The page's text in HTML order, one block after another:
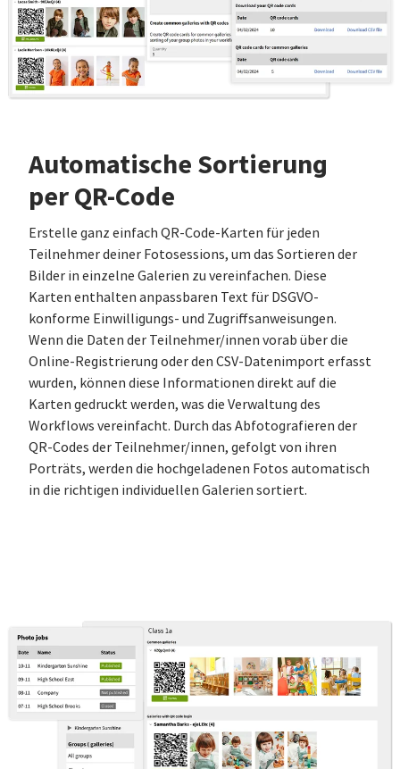
Automatische Sortierung
per QR-Code
Erstelle ganz einfach QR-Code-Karten für jeden
Teilnehmer deiner Fotosessions, um das Sortieren der
Bilder in einzelne Galerien zu vereinfachen. Diese
Karten enthalten anpassbaren Text für DSGVO-
konforme Einwilligungs- und Zugriffsanweisungen.
Wenn die Daten der Teilnehmer/innen vorab über die
Online-Registrierung oder den CSV-Datenimport erfasst
wurden, können diese Informationen direkt auf die
Karten gedruckt werden, was die Verwaltung des
Workflows vereinfacht. Durch das Abfotografieren der
QR-Codes der Teilnehmer/innen, gefolgt von ihren
Porträts, werden die hochgeladenen Fotos automatisch
in die richtigen individuellen Galerien sortiert.